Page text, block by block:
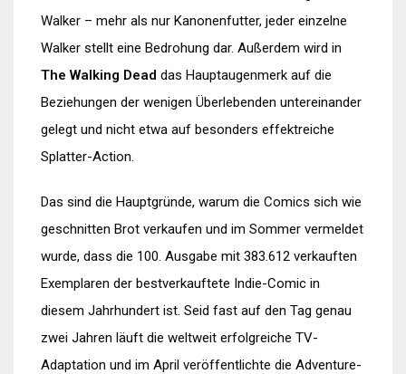
Walker – mehr als nur Kanonenfutter, jeder einzelne
Walker stellt eine Bedrohung dar. Außerdem wird in
The Walking Dead das Hauptaugenmerk auf die
Beziehungen der wenigen Überlebenden untereinander
gelegt und nicht etwa auf besonders effektreiche
Splatter-Action.
Das sind die Hauptgründe, warum die Comics sich wie
geschnitten Brot verkaufen und im Sommer vermeldet
wurde, dass die 100. Ausgabe mit 383.612 verkauften
Exemplaren der bestverkauftete Indie-Comic in
diesem Jahrhundert ist. Seid fast auf den Tag genau
zwei Jahren läuft die weltweit erfolgreiche TV-
Adaptation und im April veröffentlichte die Adventure-